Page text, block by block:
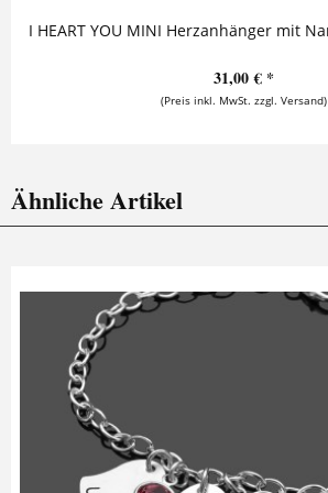
31,00 € *
(Preis inkl. MwSt. zzgl. Versand)
Ähnliche Artikel